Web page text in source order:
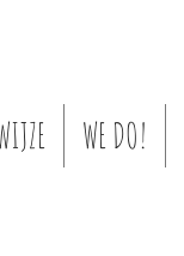
WE DO!